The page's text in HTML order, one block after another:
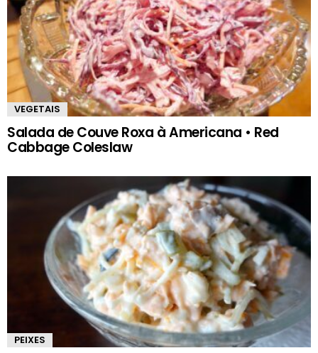
VEGETAIS
Salada de Couve Roxa à Americana • Red
Cabbage Coleslaw
PEIXES